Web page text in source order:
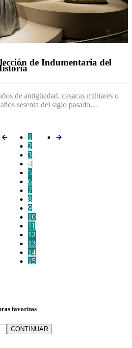
de Indumentaria del
de antigüedad, casacas militares o
sesenta del siglo pasado…
1
2
3
4
5
6
7
8
9
10
11
12
13
14
15
favoritas
CONTINUAR